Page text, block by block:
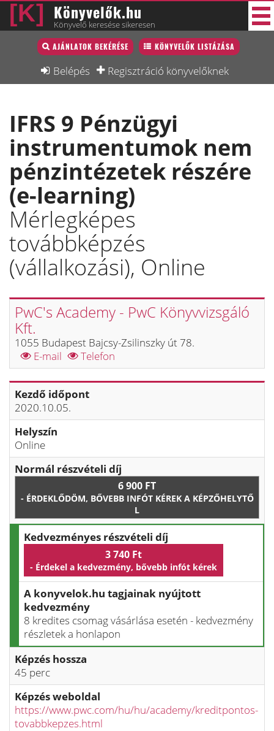
Könyvelők.hu
Könyvelő keresése sikeresen
AJÁNLATOK BEKÉRÉSE KÖNYVELŐK LISTÁZÁSA
Belépés Regisztráció könyvelőknek
Könyvelő lista
Könyvelési munkák
Interjú
Blog
Állás
Képzésnaptár
IFRS 9 Pénzügyi
instrumentumok nem
pénzintézetek részére
(e-learning)
Mérlegképes
továbbképzés
(vállalkozási), Online
PwC's Academy - PwC Könyvvizsgáló
Kft.
1055 Budapest Bajcsy-Zsilinszky út 78.
E-mail
Telefon
Kezdő időpont
2020.10.05.
Helyszín
Online
Normál részvételi díj
6 900 FT
- ÉRDEKLŐDÖM, BŐVEBB INFÓT KÉREK A KÉPZŐHELYTŐ
L
Kedvezményes részvételi díj
3 740 Ft
- Érdekel a kedvezmény, bővebb infót kérek
A konyvelok.hu tagjainak nyújtott
kedvezmény
8 kredites csomag vásárlása esetén - kedvezmény
részletek a honlapon
Képzés hossza
45 perc
Képzés weboldal
https://www.pwc.com/hu/hu/academy/kreditpontos-
tovabbkepzes.html